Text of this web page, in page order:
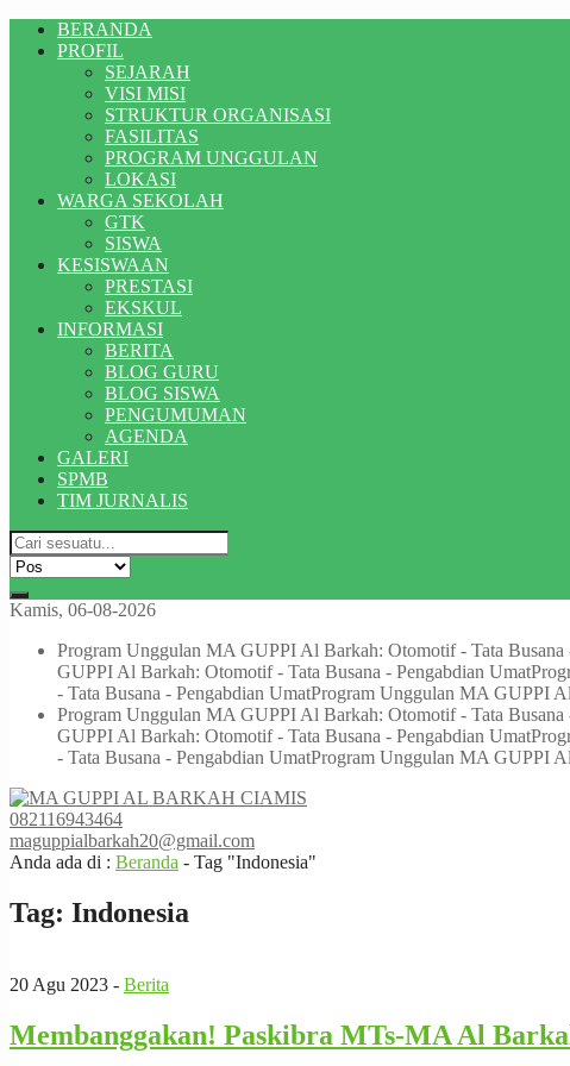
BERANDA
PROFIL
SEJARAH
VISI MISI
STRUKTUR ORGANISASI
FASILITAS
PROGRAM UNGGULAN
LOKASI
WARGA SEKOLAH
GTK
SISWA
KESISWAAN
PRESTASI
EKSKUL
INFORMASI
BERITA
BLOG GURU
BLOG SISWA
PENGUMUMAN
AGENDA
GALERI
SPMB
TIM JURNALIS
Kamis, 06-08-2026
Program Unggulan MA GUPPI Al Barkah: Otomotif - Tata Busana
GUPPI Al Barkah: Otomotif - Tata Busana - Pengabdian Umat
- Tata Busana - Pengabdian UmatProgram Unggulan MA GUPPI
Program Unggulan MA GUPPI Al Barkah: Otomotif - Tata Busana
GUPPI Al Barkah: Otomotif - Tata Busana - Pengabdian Umat
- Tata Busana - Pengabdian UmatProgram Unggulan MA GUPPI
082116943464
maguppialbarkah20@gmail.com
Anda ada di : Beranda - Tag "Indonesia"
Tag: Indonesia
20 Agu 2023 - Berita
Membanggakan! Paskibra MTs-MA Al